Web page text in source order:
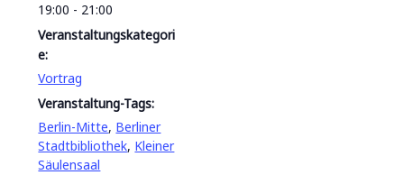
19:00 - 21:00
Veranstaltungskategori
e:
Vortrag
Veranstaltung-Tags:
Berlin-Mitte, Berliner
Stadtbibliothek, Kleiner
Säulensaal